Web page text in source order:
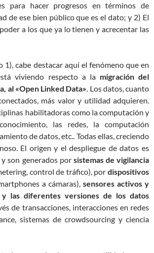
para hacer progresos en términos de
de ese bien público que es el dato; y 2) El
a los que ya lo tienen y acrecentar las
1), cabe destacar aquí el fenómeno que en
viviendo respecto a la migración del
al «Open Linked Data». Los datos, cuanto
más valor y utilidad adquieren.
habilitadoras como la computación y
las redes, la computación
de datos, etc.. Todas ellas, creciendo
El origen y el despliegue de datos es
son generados por sistemas de vigilancia
control de tráfico), por dispositivos
a cámaras), sensores activos y
y las diferentes versiones de los datos
de transacciones, interacciones en redes
sistemas de crowdsourcing y ciencia